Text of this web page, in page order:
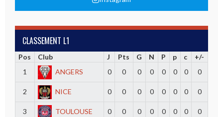
CLASSEMENT L1
Pos Club J Pts G N P p c
+/-
1
ANGERS 0 0 0 0 0 0 0 0
2 NICE 0 0 0 0 0 0 0 0
3 TOULOUSE 0 0 0 0 0 0 0 0